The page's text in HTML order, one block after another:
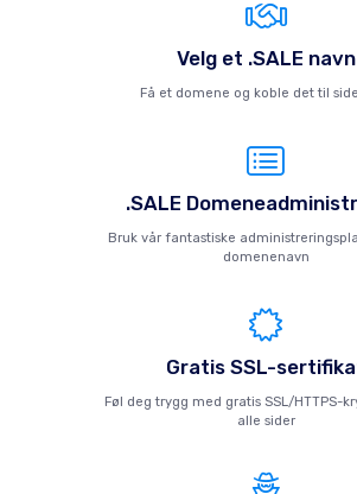
Velg et .SALE navn
Få et domene og koble det til
.SALE
Bruk vår fantastiske
domenenavn
Gratis SSL-
Føl deg trygg med gratis SSL/HTTPS-
alle sider